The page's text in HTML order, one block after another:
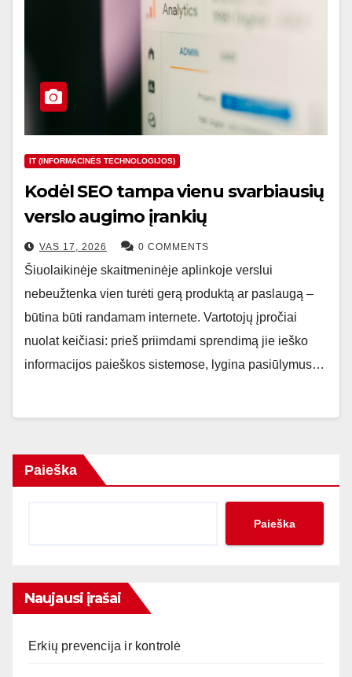
IT (INFORMACINĖS TECHNOLOGIJOS)
Kodėl SEO tampa vienu svarbiausių
verslo augimo įrankių
VAS 17, 2026 0 COMMENTS
Šiuolaikinėje skaitmeninėje aplinkoje verslui
nebeužtenka vien turėti gerą produktą ar paslaugą –
būtina būti randamam internete. Vartotojų įpročiai
nuolat keičiasi: prieš priimdami sprendimą jie ieško
informacijos paieškos sistemose, lygina pasiūlymus…
Paieška
Paieška
Naujausi įrašai
Erkių prevencija ir kontrolė